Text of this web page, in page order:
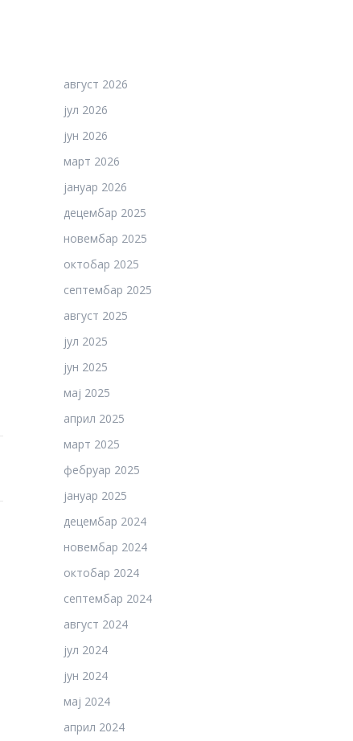
август 2026
јул 2026
јун 2026
март 2026
јануар 2026
децембар 2025
новембар 2025
октобар 2025
септембар 2025
август 2025
јул 2025
јун 2025
мај 2025
април 2025
март 2025
фебруар 2025
јануар 2025
децембар 2024
новембар 2024
октобар 2024
септембар 2024
август 2024
јул 2024
јун 2024
мај 2024
април 2024